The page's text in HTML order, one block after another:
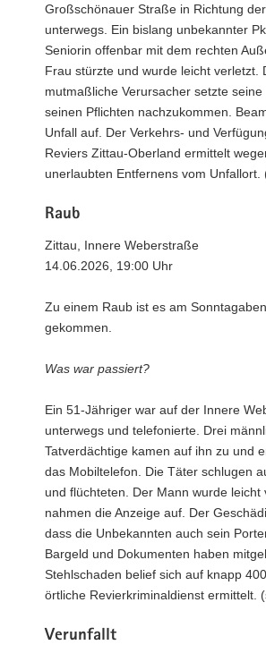
Großschönauer Straße in Richtung
unterwegs. Ein bislang unbekannter
Seniorin offenbar mit dem rechten
Frau stürzte und wurde leicht verletzt.
mutmaßliche Verursacher setzte
seinen Pflichten nachzukommen.
Unfall auf. Der Verkehrs- und
Reviers Zittau-Oberland ermittelt
unerlaubten Entfernens vom Unfallort.
Raub
Zittau, Innere Weberstraße
14.06.2026, 19:00 Uhr
Zu einem Raub ist es am
gekommen.
Was war passiert?
Ein 51-Jähriger war auf der Innere
unterwegs und telefonierte. Drei
Tatverdächtige kamen auf ihn zu und
das Mobiltelefon. Die Täter schlugen
und flüchteten. Der Mann wurde leicht
nahmen die Anzeige auf. Der
dass die Unbekannten auch sein
Bargeld und Dokumenten haben
Stehlschaden belief sich auf knapp
örtliche Revierkriminaldienst ermittelt.
Verunfallt